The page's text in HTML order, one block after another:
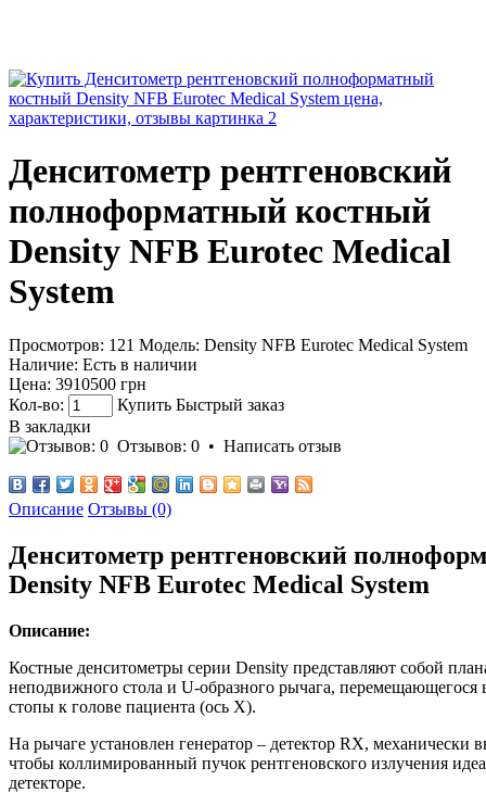
Денситометр рентгеновский
полноформатный костный
Density NFB Eurotec Medical
System
Просмотров: 121 Модель: Density NFB Eurotec Medical System
Наличие: Есть в наличии
Цена: 3910500 грн
Кол-во:
Купить Быстрый заказ
В закладки
Отзывов: 0 • Написать отзыв
Описание Отзывы (0)
Денситометр рентгеновский
Density NFB Eurotec Medical System
Описание:
Костные денситометры серии Density представляют собой
неподвижного стола и U-образного рычага, перемещающегося
стопы к голове пациента (ось X).
На рычаге установлен генератор – детектор RX, механически
чтобы коллимированный пучок рентгеновского излучения
детекторе.